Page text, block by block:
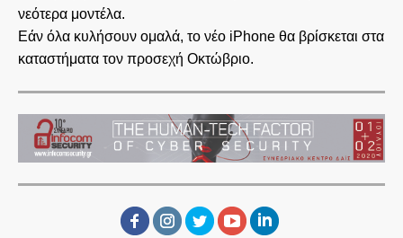
νεότερα μοντέλα.
Εάν όλα κυλήσουν ομαλά, το νέο iPhone θα βρίσκεται στα
καταστήματα τον προσεχή Οκτώβριο.